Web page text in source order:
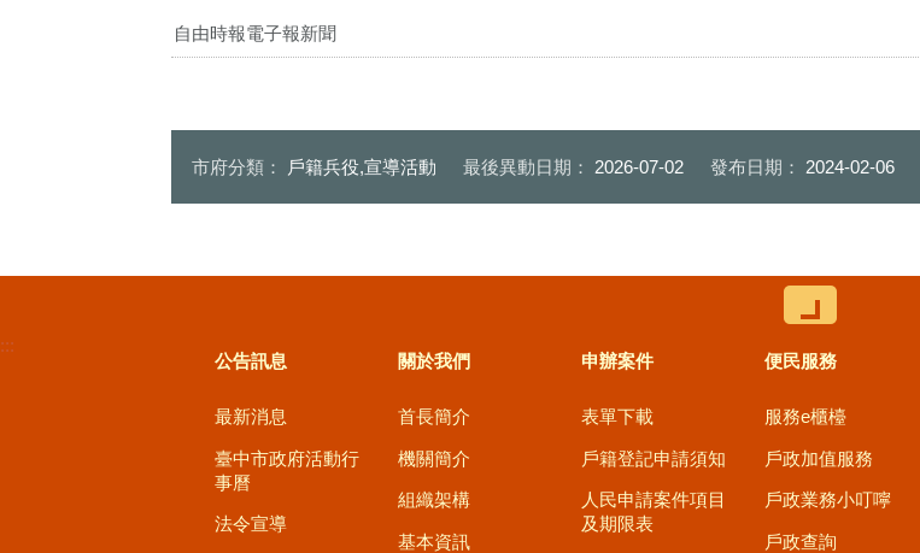
自由時報電子報新聞
市府分類： 戶籍兵役,宣導活動 最後異動日期： 2026-07-02 發布日期： 2024-02-06
:::
公告訊息
最新消息
臺中市政府活動行
事曆
法令宣導
關於我們
首長簡介
機關簡介
組織架構
基本資訊
申辦案件
表單下載
戶籍登記申請須知
人民申請案件項目
及期限表
便民服務
服務e櫃檯
戶政加值服務
戶政業務小叮嚀
戶政查詢